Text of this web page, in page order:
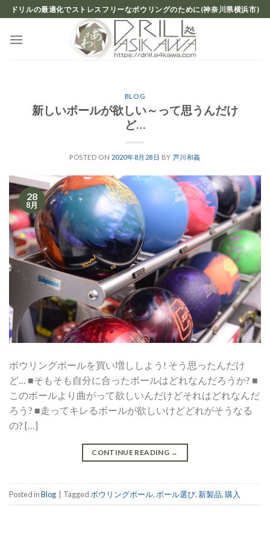
Skip
to
content
ドリルの最適化でストレスフリーなボウリングのために(神奈川県横浜市)
BLOG
新しいボールが欲しい～って思うんだけ
ど…
POSTED ON 2020年8月28日 BY 芦川和義
28
8月
ボウリングボールを買い増ししよう! そう思ったんだけ
ど… ■そもそも自分に合ったボールはどれなんだろうか? ■
このボールより曲がって欲しいんだけどそれはどれなんだ
ろう? ■走ってキレるボールが欲しいけどどれがそうなる
の? […]
CONTINUE READING →
Posted inBlog Tagged ボウリングボール, ボール選び, 新製品,購入